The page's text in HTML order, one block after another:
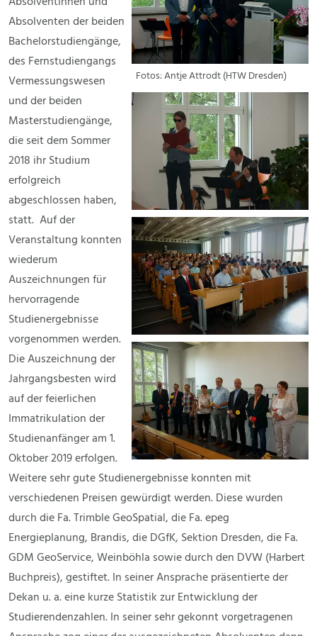
Fotos: Antje Attrodt (HTW Dresden)
Absolventen der beiden
Bachelorstudiengänge,
des Fernstudiengangs
Vermessungswesen
und der beiden
Masterstudiengänge,
die seit dem Sommer
2018 ihr Studium
erfolgreich
abgeschlossen haben,
statt. Auf der
Veranstaltung konnten
wiederum
Auszeichnungen für
hervorragende
Studienergebnisse
vorgenommen werden.
Die Auszeichnung der
Jahrgangsbesten wird
auf der feierlichen
Immatrikulation der
Studienanfänger am 1.
Oktober 2019 erfolgen.
Weitere sehr gute Studienergebnisse konnten mit
verschiedenen Preisen gewürdigt werden. Diese wurden
durch die Fa. Trimble GeoSpatial, die Fa. epeg
Energieplanung, Brandis, die DGfK, Sektion Dresden, die Fa.
GDM GeoService, Weinböhla sowie durch den DVW (Harbert
Buchpreis), gestiftet. In seiner Ansprache präsentierte der
Dekan u. a. eine kurze Statistik zur Entwicklung der
Studierendenzahlen. In seiner sehr gekonnt vorgetragenen